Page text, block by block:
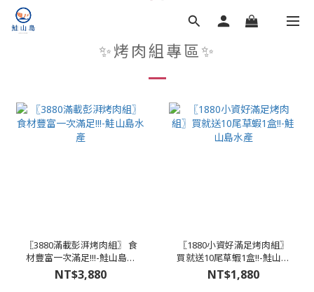
✨烤肉組專區✨
〖3880滿載彭湃烤肉組〗 食
材豐富一次滿足!!!-鮭山島水
產
NT$3,880
〖1880小資好滿足烤肉組〗
買就送10尾草蝦1盒!!-鮭山島
水產
NT$1,880